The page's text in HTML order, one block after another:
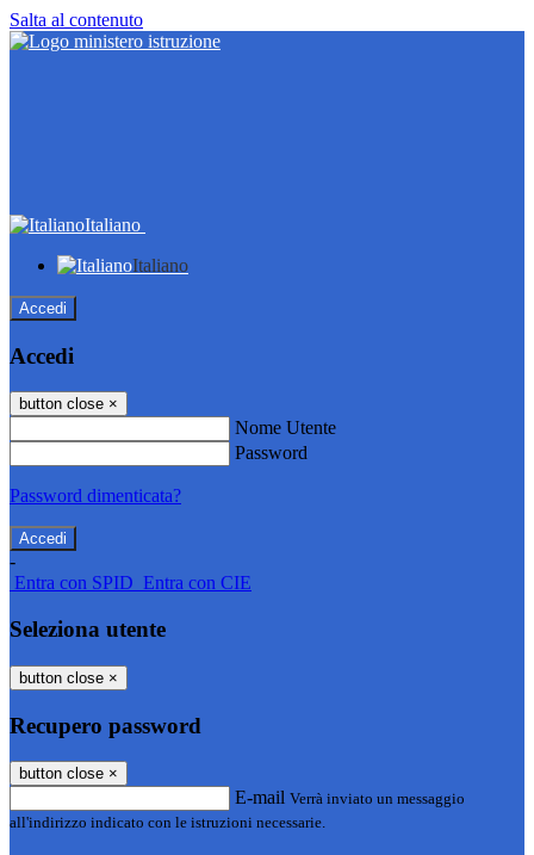
Salta al contenuto
Italiano
Italiano
Accedi
Accedi
button close ×
Nome Utente
Password
Password dimenticata?
-
Entra con SPID Entra con CIE
Seleziona utente
button close ×
Recupero password
button close ×
E-mail Verrà inviato un messaggio
all'indirizzo indicato con le istruzioni necessarie.